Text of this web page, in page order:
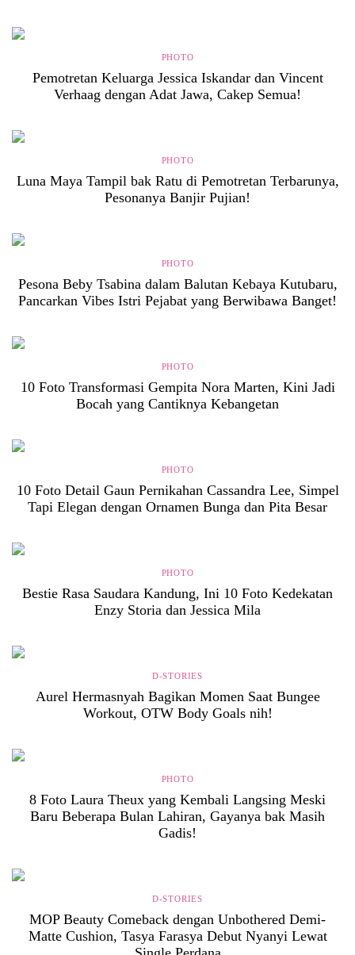
PHOTO
Pemotretan Keluarga Jessica Iskandar dan Vincent
Verhaag dengan Adat Jawa, Cakep Semua!
PHOTO
Luna Maya Tampil bak Ratu di Pemotretan Terbarunya,
Pesonanya Banjir Pujian!
PHOTO
Pesona Beby Tsabina dalam Balutan Kebaya Kutubaru,
Pancarkan Vibes Istri Pejabat yang Berwibawa Banget!
PHOTO
10 Foto Transformasi Gempita Nora Marten, Kini Jadi
Bocah yang Cantiknya Kebangetan
PHOTO
10 Foto Detail Gaun Pernikahan Cassandra Lee, Simpel
Tapi Elegan dengan Ornamen Bunga dan Pita Besar
PHOTO
Bestie Rasa Saudara Kandung, Ini 10 Foto Kedekatan
Enzy Storia dan Jessica Mila
D-STORIES
Aurel Hermasnyah Bagikan Momen Saat Bungee
Workout, OTW Body Goals nih!
PHOTO
8 Foto Laura Theux yang Kembali Langsing Meski
Baru Beberapa Bulan Lahiran, Gayanya bak Masih
Gadis!
D-STORIES
MOP Beauty Comeback dengan Unbothered Demi-
Matte Cushion, Tasya Farasya Debut Nyanyi Lewat